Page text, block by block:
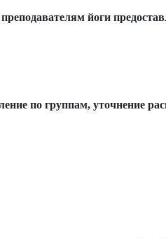
йоги
по группам, уточнение